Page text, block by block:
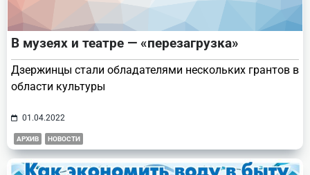
В музеях и театре — «перезагрузка»
Дзержинцы стали обладателями нескольких грантов в
области культуры
01.04.2022
АРХИВ НОВОСТИ